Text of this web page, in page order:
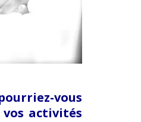
vous
activités